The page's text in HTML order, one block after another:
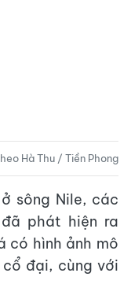
Hà Thu / Tiền Phong
sông Nile, các
đã phát hiện ra
có hình ảnh mô
cổ đại, cùng với